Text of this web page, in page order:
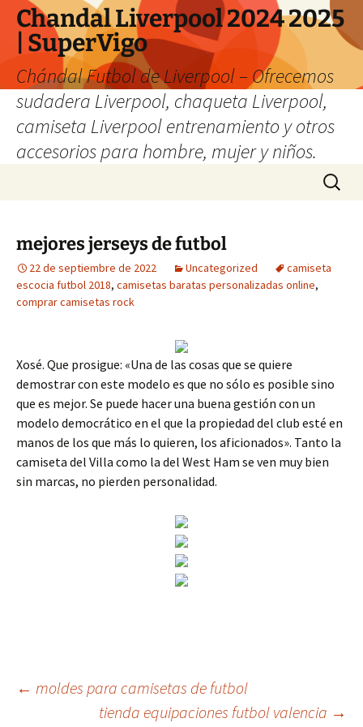
Chandal Liverpool 2024 2025
| SuperVigo
Chándal Futbol de Liverpool – Ofrecemos
sudadera Liverpool, chaqueta Liverpool,
camiseta Liverpool entrenamiento y otros
accesorios para hombre, mujer y niños.
Buscar:
mejores jerseys de futbol
22 de septiembre de 2022 Uncategorized
camiseta
escocia futbol 2018, camisetas baratas personalizadas online,
comprar camisetas rock
Xosé. Que prosigue: «Una de las cosas que se quiere
demostrar con este modelo es que no sólo es posible sino
que es mejor. Se puede hacer una buena gestión con un
modelo democrático en el que la propiedad del club esté en
manos de los que más lo quieren, los aficionados». Tanto la
camiseta del Villa como la del West Ham se ven muy bien
sin marcas, no pierden personalidad.
Navegación
← moldes para camisetas de futbol
tienda equipaciones futbol valencia →